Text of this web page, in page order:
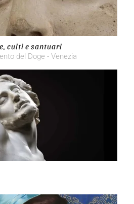
culti e santuari
del Doge - Venezia